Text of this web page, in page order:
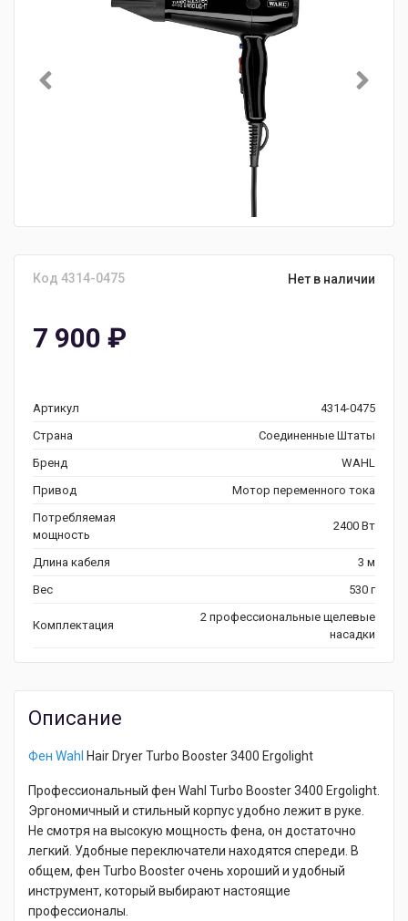
Код 4314-0475 Нет в наличии
7 900 ₽
Артикул
4314-0475
Страна
Соединенные Штаты
Бренд
WAHL
Привод
Мотор переменного тока
Потребляемая
мощность
2400 Вт
Длина кабеля
3 м
Вес
530 г
Комплектация
2 профессиональные щелевые
насадки
Описание
Фен Wahl Hair Dryer Turbo Booster 3400 Ergolight
Профессиональный фен Wahl Turbo Booster 3400 Ergolight.
Эргономичный и стильный корпус удобно лежит в руке.
Не смотря на высокую мощность фена, он достаточно
легкий. Удобные переключатели находятся спереди. В
общем, фен Turbo Booster очень хороший и удобный
инструмент, который выбирают настоящие
профессионалы.